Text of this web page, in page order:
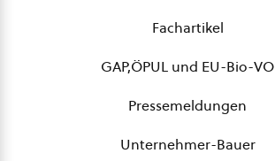
Fachartikel
GAP,ÖPUL und EU-Bio-VO
Pressemeldungen
Unternehmer-Bauer